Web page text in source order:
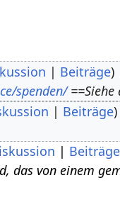
Beiträge
spenden/==Siehe
Beiträge
Beiträge
das von einem